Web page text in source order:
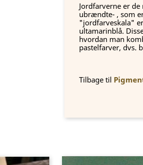
Jordfarverne er
ubrændte- , som
"jordfarveskala"
ultamarinblå.
hvordan man
pastelfarver, dvs.
Tilbage til